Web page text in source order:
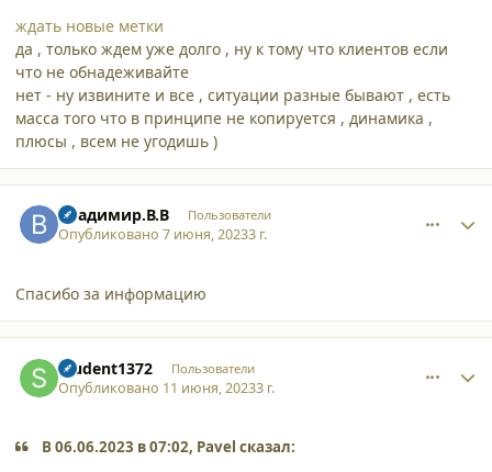
ждать новые метки
да , только ждем уже долго , ну к тому что клиентов если
что не обнадеживайте
нет - ну извините и все , ситуации разные бывают , есть
масса того что в принципе не копируется , динамика ,
плюсы , всем не угодишь )
Владимир.В.В Пользователи
Опубликовано7 июня, 20233 г.
Спасибо за информацию
student1372 Пользователи
Опубликовано 11 июня, 20233 г.
В 06.06.2023 в 07:02, Pavel сказал: